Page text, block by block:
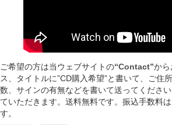
ご希望の方は当ウェブサイトの“Contact”から
ス、タイトルに”CD購入希望”と書いて、ご住
数、サインの有無などを書いて送ってくださ
ていただきます。送料無料です。振込手数料
す。